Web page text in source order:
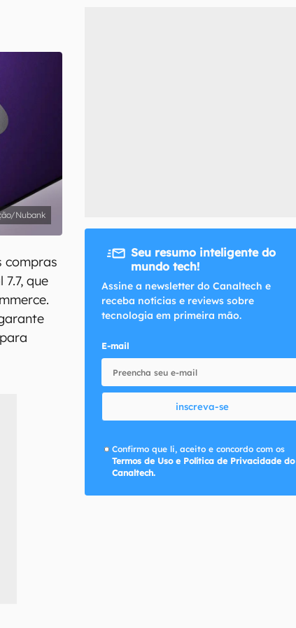
se
de Uso e Política de Privacidade do Canaltech.
Nubank
compras
que
Seu resumo inteligente do
mundo tech!
Assine a newsletter do Canaltech e
receba notícias e reviews sobre
tecnologia em primeira mão.
E-mail
inscreva-se
Confirmo que li, aceito e concordo com os
Termos de Uso e Política de Privacidade do
Canaltech.